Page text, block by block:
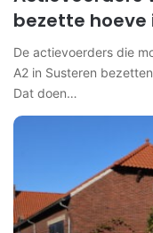
bezette hoeve
De actievoerders die
A2 in Susteren
Dat doen…